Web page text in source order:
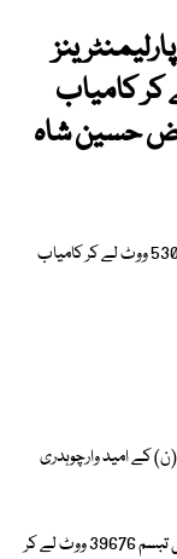
پارلیمنٹرینز
84819 ووٹ لے کر کامیاب
حسین شاہ
این اے 254 کراچی سے ایم کیو ایم کے محمد علی راشد 53045 ووٹ لے کر کامیاب
مسلم لیگ (ن) کے امید وارچوہدری
پی پی 51 فیصل آباد سے مسلم لیگ (ن) کے امیدوار آزاد علی تبسم 39676 ووٹ لے کر